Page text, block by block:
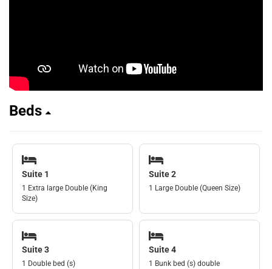
Beds
Suite 1
1 Extra large Double (King
Size)
Suite 2
1 Large Double (Queen Size)
Suite 3
1 Double bed (s)
Suite 4
1 Bunk bed (s) double